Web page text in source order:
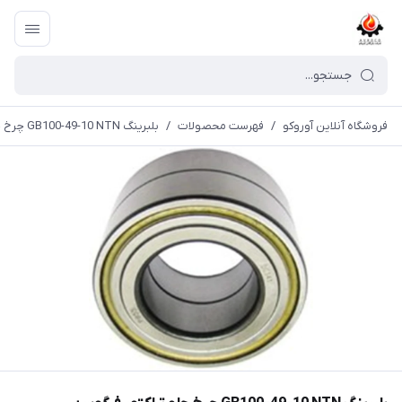
فروشگاه آنلاین آوروکو / فهرست محصولات / بلبرینگ GB100-49-10 NTN چرخ جلو تراکتور فرگوسن